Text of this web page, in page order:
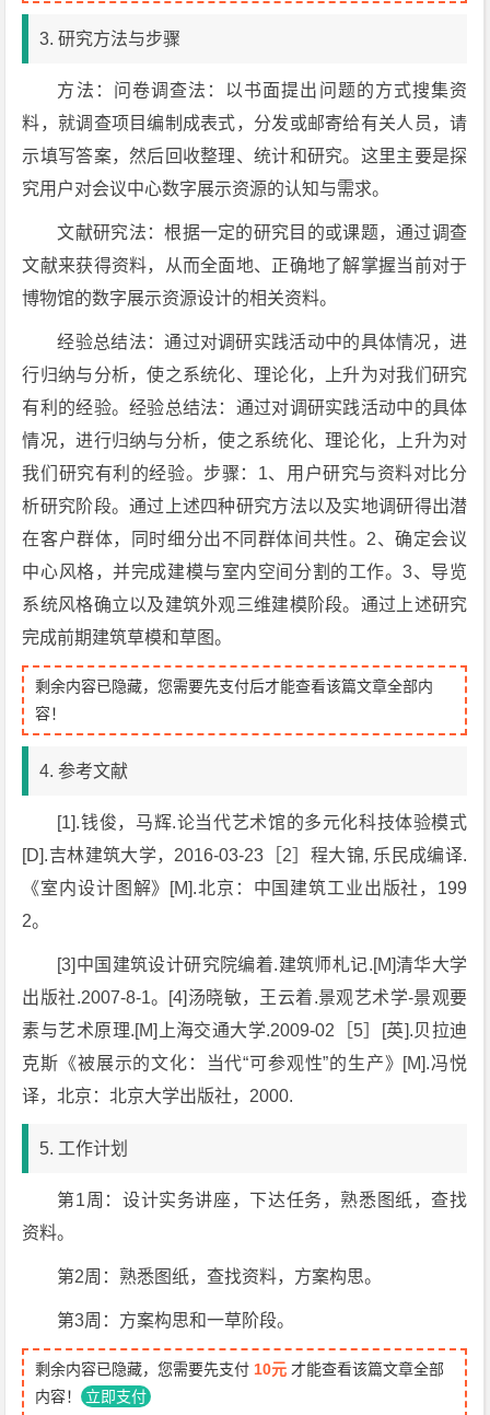
3. 研究方法与步骤
方法：问卷调查法：以书面提出问题的方式搜集资
料，就调查项目编制成表式，分发或邮寄给有关人员，请
示填写答案，然后回收整理、统计和研究。这里主要是探
究用户对会议中心数字展示资源的认知与需求。
文献研究法：根据一定的研究目的或课题，通过调查
文献来获得资料，从而全面地、正确地了解掌握当前对于
博物馆的数字展示资源设计的相关资料。
经验总结法：通过对调研实践活动中的具体情况，进
行归纳与分析，使之系统化、理论化，上升为对我们研究
有利的经验。经验总结法：通过对调研实践活动中的具体
情况，进行归纳与分析，使之系统化、理论化，上升为对
我们研究有利的经验。步骤：1、用户研究与资料对比分
析研究阶段。通过上述四种研究方法以及实地调研得出潜
在客户群体，同时细分出不同群体间共性。2、确定会议
中心风格，并完成建模与室内空间分割的工作。3、导览
系统风格确立以及建筑外观三维建模阶段。通过上述研究
完成前期建筑草模和草图。
剩余内容已隐藏，您需要先支付后才能查看该篇文章全部内
容！
4. 参考文献
[1].钱俊，马辉.论当代艺术馆的多元化科技体验模式
[D].吉林建筑大学，2016-03-23［2］程大锦, 乐民成编译.
《室内设计图解》[M].北京：中国建筑工业出版社，199
2。
[3]中国建筑设计研究院编着.建筑师札记.[M]清华大学
出版社.2007-8-1。[4]汤晓敏，王云着.景观艺术学-景观要
素与艺术原理.[M]上海交通大学.2009-02［5］[英].贝拉迪
克斯《被展示的文化：当代“可参观性”的生产》[M].冯悦
译，北京：北京大学出版社，2000.
5. 工作计划
第1周：设计实务讲座，下达任务，熟悉图纸，查找
资料。
第2周：熟悉图纸，查找资料，方案构思。
第3周：方案构思和一草阶段。
剩余内容已隐藏，您需要先支付 10元 才能查看该篇文章全部
内容！ 立即支付